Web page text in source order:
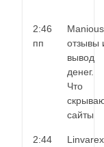
2:46
пп
Manious
отзывы
вывод
денег.
Что
сайты
2:44
Linvarex